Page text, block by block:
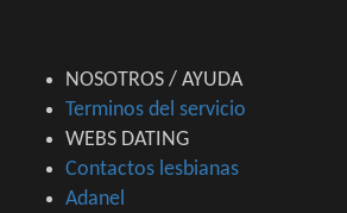
NOSOTROS / AYUDA
Terminos del servicio
WEBS DATING
Contactos lesbianas
Adanel